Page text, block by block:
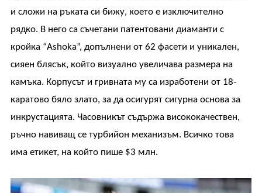
и сложи на ръката си бижу, което е изключително
рядко. В него са съчетани патентовани диаманти с
кройка “Ashoka”, допълнени от 62 фасети и уникален,
сияен блясък, който визуално увеличава размера на
камъка. Корпусът и гривната му са изработени от 18-
каратово бяло злато, за да осигурят сигурна основа за
инкрустацията. Часовникът съдържа висококачествен,
ръчно навиващ се турбийон механизъм. Всичко това
има етикет, на който пише $3 млн.